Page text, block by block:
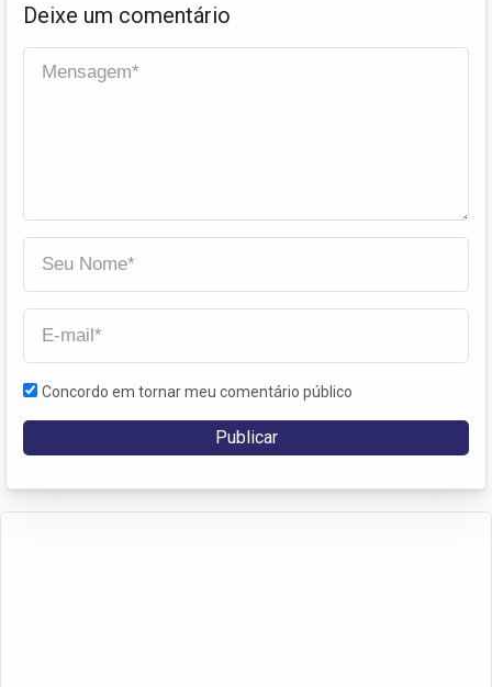
Deixe um comentário
Concordo em tornar meu comentário público